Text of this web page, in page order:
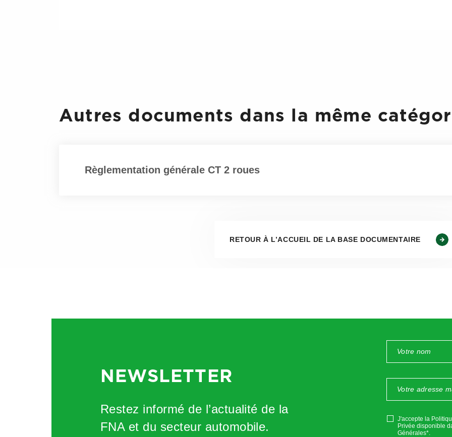
Autres documents dans la même
Règlementation générale CT 2 roues
RETOUR À L’ACCUEIL DE LA BASE DOCUMENTAIRE
NEWSLETTER
Restez informé de l’actualité de la
FNA et du secteur automobile.
J'accepte la
Privée disponible
Générales*.